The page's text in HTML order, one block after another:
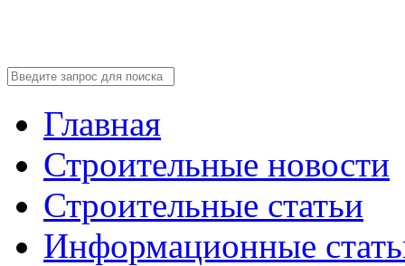
Главная
Строительные новости
Строительные статьи
Информационные